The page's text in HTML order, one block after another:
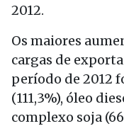
2012.
Os maiores
cargas de
período de 2012
(111,3%), óleo
complexo soja